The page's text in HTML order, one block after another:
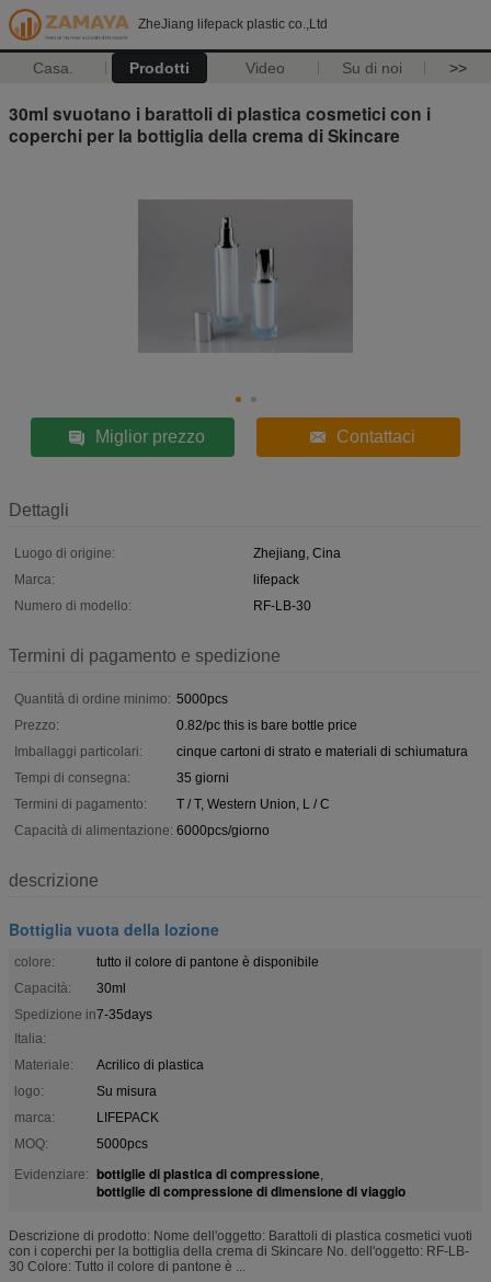
ZheJiang lifepack plastic co.,Ltd
Casa. Prodotti Video Su di noi >>
30ml svuotano i barattoli di plastica cosmetici con i
coperchi per la bottiglia della crema di Skincare
Miglior prezzo Contattaci
Dettagli
Luogo di origine:
Zhejiang, Cina
Marca:
lifepack
Numero di modello:
RF-LB-30
Termini di pagamento e spedizione
Quantità di ordine minimo: 5000pcs
Prezzo:
0.82/pc this is bare bottle price
Imballaggi particolari:
cinque cartoni di strato e materiali di schiumatura
Tempi di consegna:
35 giorni
Termini di pagamento:
T / T, Western Union, L / C
Capacità di alimentazione: 6000pcs/giorno
descrizione
Bottiglia vuota della lozione
colore:
tutto il colore di pantone è disponibile
Capacità:
30ml
Spedizione in
Italia:
7-35days
Materiale:
Acrilico di plastica
logo:
Su misura
marca:
LIFEPACK
MOQ:
5000pcs
Evidenziare: bottiglie di plastica di compressione,
bottiglie di compressione di dimensione di viaggio
Descrizione di prodotto: Nome dell'oggetto: Barattoli di plastica cosmetici vuoti
con i coperchi per la bottiglia della crema di Skincare No. dell'oggetto: RF-LB-
30 Colore: Tutto il colore di pantone è ...